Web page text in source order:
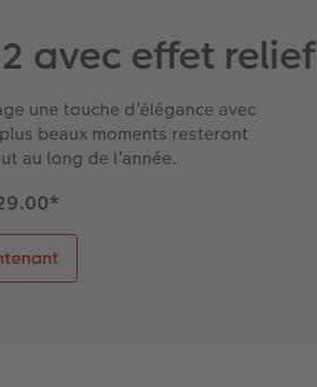
avec effet relief
une touche d’élégance avec
beaux moments resteront
au long de l’année.
*